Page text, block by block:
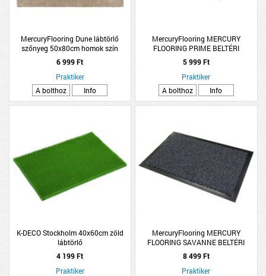
MercuryFlooring Dune lábtörlő
szőnyeg 50x80cm homok szín
mikroszálas
6 999 Ft
Praktiker
A bolthoz
Info
MercuryFlooring MERCURY
FLOORING PRIME BELTÉRI
LÁBTÖRLŐ SZÉLFOGÓBA 60X80CM
BARNA
5 999 Ft
Praktiker
A bolthoz
Info
K-DECO Stockholm 40x60cm zöld
lábtörlő
4 199 Ft
Praktiker
MercuryFlooring MERCURY
FLOORING SAVANNE BELTÉRI
SZENNYFOGÓ LÁBTÖRLŐ 60X90CM
ANTRACIT
8 499 Ft
Praktiker